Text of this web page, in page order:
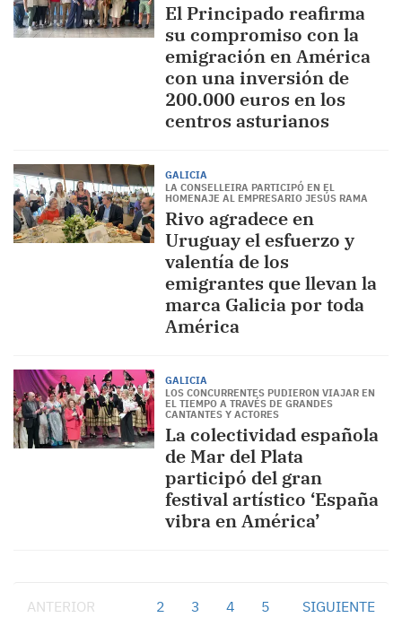
El Principado reafirma
su compromiso con la
emigración en América
con una inversión de
200.000 euros en los
centros asturianos
GALICIA
LA CONSELLEIRA PARTICIPÓ EN EL
HOMENAJE AL EMPRESARIO JESÚS RAMA
Rivo agradece en
Uruguay el esfuerzo y
valentía de los
emigrantes que llevan la
marca Galicia por toda
América
GALICIA
LOS CONCURRENTES PUDIERON VIAJAR EN
EL TIEMPO A TRAVÉS DE GRANDES
CANTANTES Y ACTORES
La colectividad española
de Mar del Plata
participó del gran
festival artístico ‘España
vibra en América’
ANTERIOR 2 3 4 5 SIGUIENTE